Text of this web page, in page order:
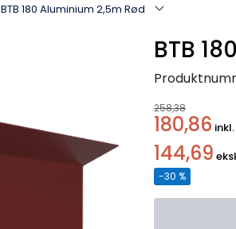
BTB 180 Aluminium 2,5m Rød
BTB
258,38
180,86
144,69
-30 %